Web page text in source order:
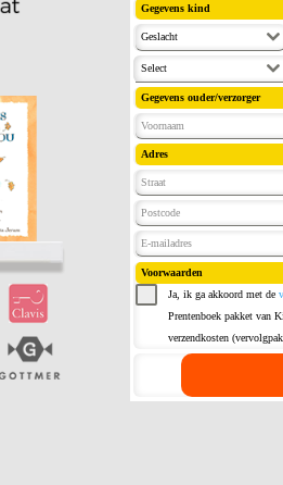
Gegevens kind
Geslacht
Select
Gegevens ouder/verzorger
Adres
Voorwaarden
Ja, ik ga akkoord met de
Prentenboek pakket van
verzendkosten